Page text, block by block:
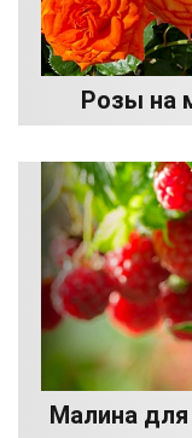
Розы на
Малина для